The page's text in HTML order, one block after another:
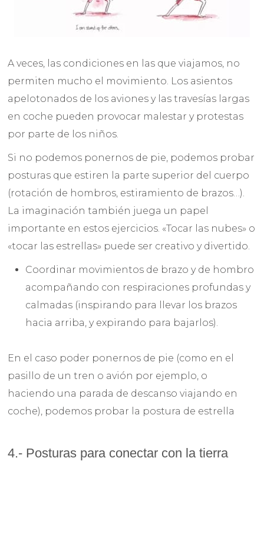
A veces, las condiciones en las que viajamos, no
permiten mucho el movimiento. Los asientos
apelotonados de los aviones y las travesías largas
en coche pueden provocar malestar y protestas
por parte de los niños.
Si no podemos ponernos de pie, podemos probar
posturas que estiren la parte superior del cuerpo
(rotación de hombros, estiramiento de brazos…).
La imaginación también juega un papel
importante en estos ejercicios. «Tocar las nubes» o
«tocar las estrellas» puede ser creativo y divertido.
Coordinar movimientos de brazo y de hombro
acompañando con respiraciones profundas y
calmadas (inspirando para llevar los brazos
hacia arriba, y expirando para bajarlos).
En el caso poder ponernos de pie (como en el
pasillo de un tren o avión por ejemplo, o
haciendo una parada de descanso viajando en
coche), podemos probar la postura de estrella
4.- Posturas para conectar con la tierra